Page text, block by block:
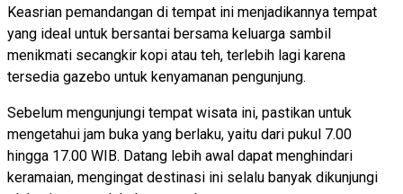
Keasrian pemandangan di tempat ini menjadikannya tempat
yang ideal untuk bersantai bersama keluarga sambil
menikmati secangkir kopi atau teh, terlebih lagi karena
tersedia gazebo untuk kenyamanan pengunjung.
Sebelum mengunjungi tempat wisata ini, pastikan untuk
mengetahui jam buka yang berlaku, yaitu dari pukul 7.00
hingga 17.00 WIB. Datang lebih awal dapat menghindari
keramaian, mengingat destinasi ini selalu banyak dikunjungi